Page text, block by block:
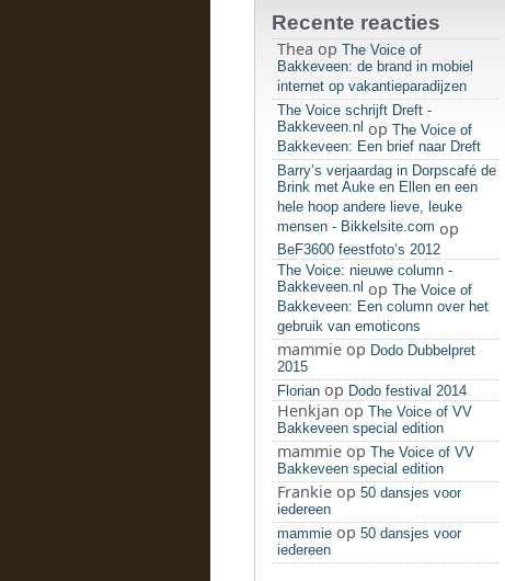
Recente reacties
Thea op The Voice of
Bakkeveen: de brand in mobiel
internet op vakantieparadijzen
The Voice schrijft Dreft -
Bakkeveen.nl op The Voice of
Bakkeveen: Een brief naar Dreft
Barry’s verjaardag in Dorpscafé de
Brink met Auke en Ellen en een
hele hoop andere lieve, leuke
mensen - Bikkelsite.com op
BeF3600 feestfoto’s 2012
The Voice: nieuwe column -
Bakkeveen.nl op The Voice of
Bakkeveen: Een column over het
gebruik van emoticons
mammie op Dodo Dubbelpret
2015
Florian op Dodo festival 2014
Henkjan op The Voice of VV
Bakkeveen special edition
mammie op The Voice of VV
Bakkeveen special edition
Frankie op 50 dansjes voor
iedereen
mammie op 50 dansjes voor
iedereen